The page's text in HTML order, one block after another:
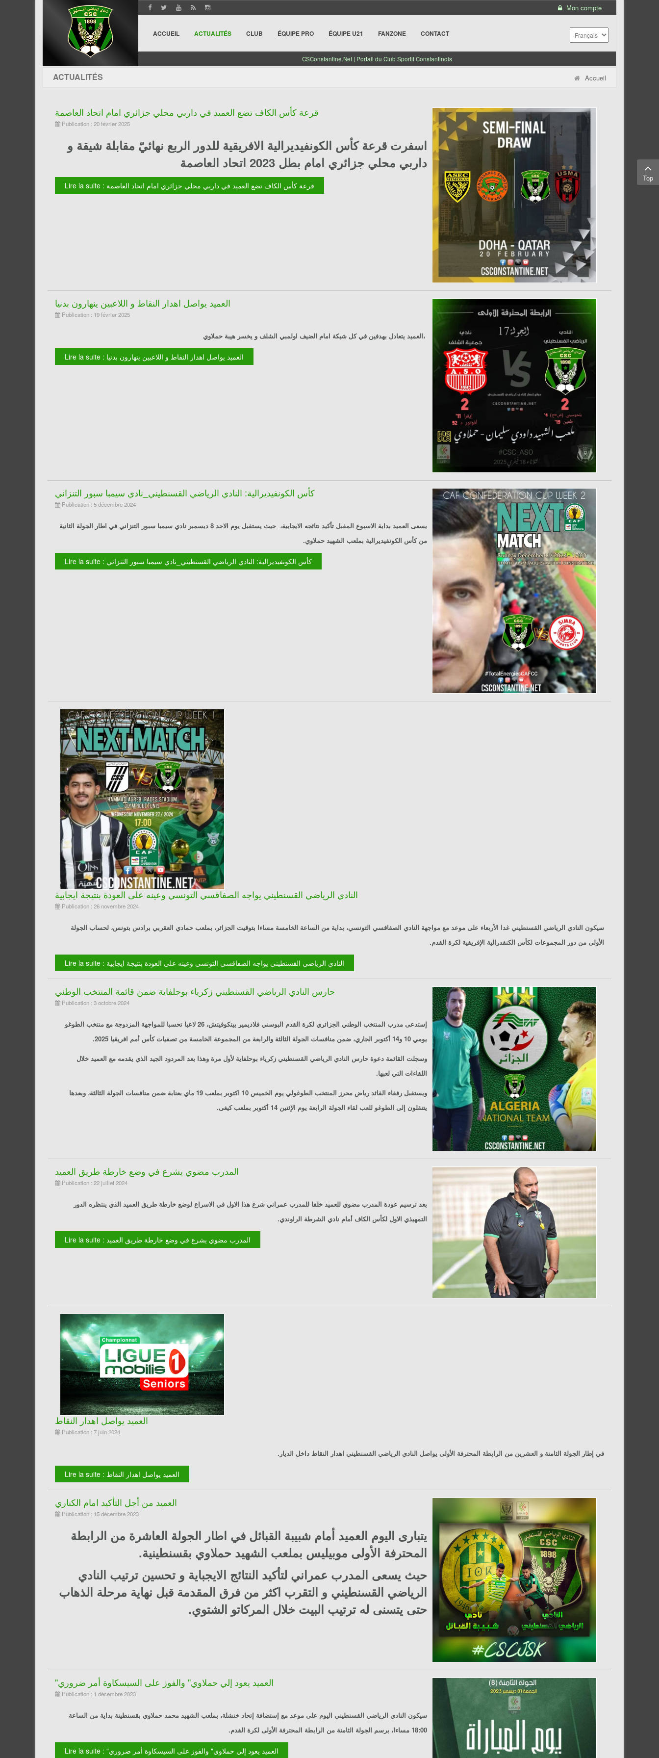
Mon compte
ACCUEIL ACTUALITÉS CLUB ÉQUIPE PRO ÉQUIPE U21 FANZONE CONTACT
CSConstantine.Net | Portail du Club Sportif Constantinois
Accueil
ACTUALITÉS
قرعة كأس الكاف تضع العميد في داربي محلي جزائري امام اتحاد العاصمة
Publication : 20 février 2025
اسفرت قرعة كأس الكونفيديرالية الافريقية للدور الربع نهائيّ مقابلة شيقة و
داربي محلي جزائري امام بطل 2023 اتحاد العاصمة
Lire la suite : قرعة كأس الكاف تضع العميد في داربي محلي جزائري امام اتحاد العاصمة
العميد يواصل اهدار النقاط و اللاعبين ينهارون بدنيا
Publication : 19 février 2025
العميد يتعادل بهدفين في كل شبكة امام الضيف اولمبي الشلف و يخسر هيبة حملاوي،
Lire la suite : العميد يواصل اهدار النقاط و اللاعبين ينهارون بدنيا
كأس الكونفيديرالية: النادي الرياضي القسنطيني_نادي سيمبا سبور التنزاني
Publication : 5 décembre 2024
يسعى العميد بداية الاسبوع المقبل تأكيد نتائجه الايجابية، حيث يستقبل يوم الاحد 8 ديسمبر نادي سيمبا سبور التنزاني في اطار الجولة الثانية
من كأس الكونفيديرالية بملعب الشهيد حملاوي.
Lire la suite : كأس الكونفيديرالية: النادي الرياضي القسنطيني_نادي سيمبا سبور التنزاني
النادي الرياضي القسنطيني يواجه الصفاقسي التونسي وعينه على العودة بنتيجة ايجابية
Publication : 26 novembre 2024
سيكون النادي الرياضي القسنطيني غدا الأربعاء على موعد مع مواجهة النادي الصفاقسي التونسي، بداية من الساعة الخامسة مساءا بتوقيت الجزائر، بملعب حمادي العقربي برادس بتونس، لحساب الجولة
الأولى من دور المجموعات لكأس الكنفدرالية الإفريقية لكرة القدم.
Lire la suite : النادي الرياضي القسنطيني يواجه الصفاقسي التونسي وعينه على العودة بنتيجة ايجابية
حارس النادي الرياضي القسنطيني زكرياء بوحلفاية ضمن قائمة المنتخب الوطني
Publication : 3 octobre 2024
إستدعى مدرب المنتخب الوطني الجزائري لكرة القدم البوسني فلاديمير بيتكوفيتش، 26 لاعبا تحسبا للمواجهة المزدوجة مع منتخب الطوغو
يومي 10 و14 أكتوبر الجاري، ضمن منافسات الجولة الثالثة والرابعة من المجموعة الخامسة من تصفيات كأس أمم افريقيا 2025.
وسجلت القائمة دعوة حارس النادي الرياضي القسنطيني زكرياء بوحلفاية لأول مرة وهذا بعد المردود الجيد الذي يقدمه مع العميد خلال
اللقاءات التي لعبها.
ويستقبل رفقاء القائد رياض محرز المنتخب الطوغولي يوم الخميس 10 اكتوبر بملعب 19 ماي بعنابة ضمن منافسات الجولة الثالثة، وبعدها
يتنقلون إلى الطوغو للعب لقاء الجولة الرابعة يوم الإثنين 14 أكتوبر بملعب كيغى.
المدرب مضوي يشرع في وضع خارطة طريق العميد
Publication : 22 juillet 2024
بعد ترسيم عودة المدرب مضوي للعميد خلفا للمدرب عمراني شرع هذا الاول في الاسراع لوضع خارطة طريق العميد الذي ينتظره الدور
التمهيذي الاول لكأس الكاف أمام نادي الشرطة الراوندي.
Lire la suite : المدرب مضوي يشرع في وضع خارطة طريق العميد
العميد يواصل اهدار النقاط
Publication : 7 juin 2024
في إطار الجولة الثامنة و العشرين من الرابطة المحترفة الأولى يواصل النادي الرياضي القسنطيني اهدار النقاط داخل الديار.
Lire la suite : العميد يواصل اهدار النقاط
العميد من أجل التأكيد امام الكناري
Publication : 15 décembre 2023
يتبارى اليوم العميد أمام شبيبة القبائل في اطار الجولة العاشرة من الرابطة
المحترفة الأولى موبيليس بملعب الشهيد حملاوي بقسنطينية.
حيث يسعى المدرب عمراني لتأكيد النتائج الايجباية و تحسين ترتيب النادي
الرياضي القسنطيني و التقرب اكثر من فرق المقدمة قبل نهاية مرحلة الذهاب
حتى يتسنى له ترتيب البيت خلال المركاتو الشتوي.
"العميد يعود إلي حملاوي" والفوز على السيسكاوة أمر ضروري
Publication : 1 décembre 2023
سيكون النادي الرياضي القسنطيني اليوم على موعد مع إستضافة إتحاد خنشلة، بملعب الشهيد محمد حملاوي بقسنطينة بداية من الساعة
18:00 مساءا، برسم الجولة الثامنة من الرابطة المحترفة الأولى لكرة القدم.
Lire la suite : "العميد يعود إلي حملاوي" والفوز على السيسكاوة أمر ضروري
Top